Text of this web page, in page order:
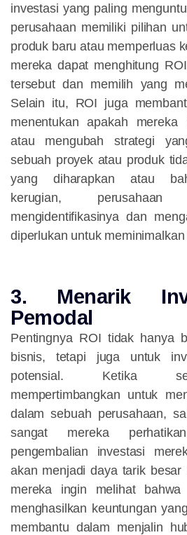
investasi yang paling
perusahaan memiliki pilihan
produk baru atau memperluas
mereka dapat menghitung
tersebut dan memilih yang
Selain itu, ROI juga
menentukan apakah mereka
atau mengubah strategi
sebuah proyek atau produk
yang diharapkan atau
kerugian,
mengidentifikasinya dan
diperlukan untuk
3. Menarik
Pemodal
Pentingnya ROI tidak hanya
bisnis, tetapi juga untuk
potensial. Ketika
mempertimbangkan untuk
dalam sebuah perusahaan,
sangat mereka
pengembalian investasi
akan menjadi daya tarik besar
mereka ingin melihat
menghasilkan keuntungan
membantu dalam menjalin